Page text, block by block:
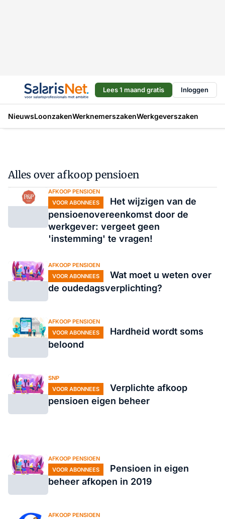
Lees 1 maand gratis Inloggen
NieuwsLoonzakenWerknemerszakenWerkgeverszaken
Alles over afkoop pensioen
AFKOOP PENSIOEN
VOOR ABONNEES
Het wijzigen van de
pensioenovereenkomst door de
werkgever: vergeet geen
'instemming' te vragen!
AFKOOP PENSIOEN
VOOR ABONNEES
Wat moet u weten over
de oudedagsverplichting?
AFKOOP PENSIOEN
VOOR ABONNEES
Hardheid wordt soms
beloond
SNP
VOOR ABONNEES
Verplichte afkoop
pensioen eigen beheer
AFKOOP PENSIOEN
VOOR ABONNEES
Pensioen in eigen
beheer afkopen in 2019
AFKOOP PENSIOEN